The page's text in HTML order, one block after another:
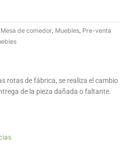
Mesa de comedor, Muebles, Pre-venta
rotas de fábrica, se realiza el cambio
de la pieza dañada o faltante.